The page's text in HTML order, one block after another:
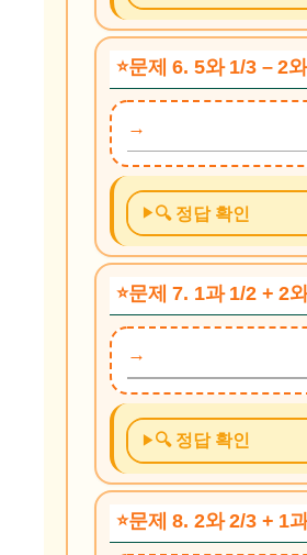
문제 6. 5와 1/3 – 2
🔍 정답 확인
문제 7. 1과 1/2 + 2
🔍 정답 확인
문제 8. 2와 2/3 + 1